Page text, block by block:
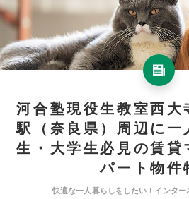
河合塾現役生教室西大
駅（奈良県）周辺に一
生・大学生必見の賃貸
パート物件
快適な一人暮らしをしたい！インタ